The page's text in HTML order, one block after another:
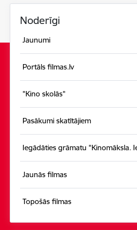
Noderīgi
Jaunumi
Portāls filmas.lv
"Kino skolās"
Pasākumi skatītājiem
Iegādāties grāmatu "Kinomāksla.
Jaunās filmas
Topošās filmas